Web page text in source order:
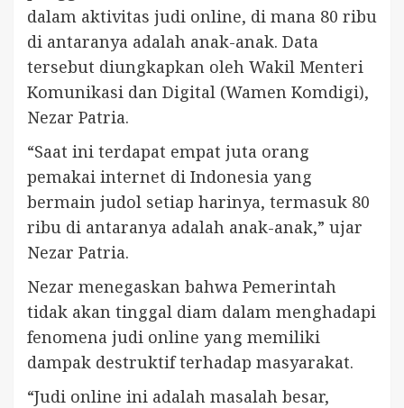
dalam aktivitas judi online, di mana 80 ribu
di antaranya adalah anak-anak. Data
tersebut diungkapkan oleh Wakil Menteri
Komunikasi dan Digital (Wamen Komdigi),
Nezar Patria.
“Saat ini terdapat empat juta orang
pemakai internet di Indonesia yang
bermain judol setiap harinya, termasuk 80
ribu di antaranya adalah anak-anak,” ujar
Nezar Patria.
Nezar menegaskan bahwa Pemerintah
tidak akan tinggal diam dalam menghadapi
fenomena judi online yang memiliki
dampak destruktif terhadap masyarakat.
“Judi online ini adalah masalah besar,